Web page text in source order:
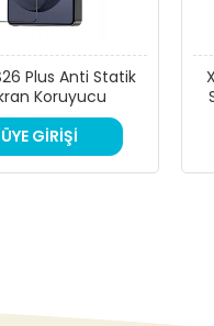
Plus Anti Statik
Koruyucu
ÜYE GİRİŞİ